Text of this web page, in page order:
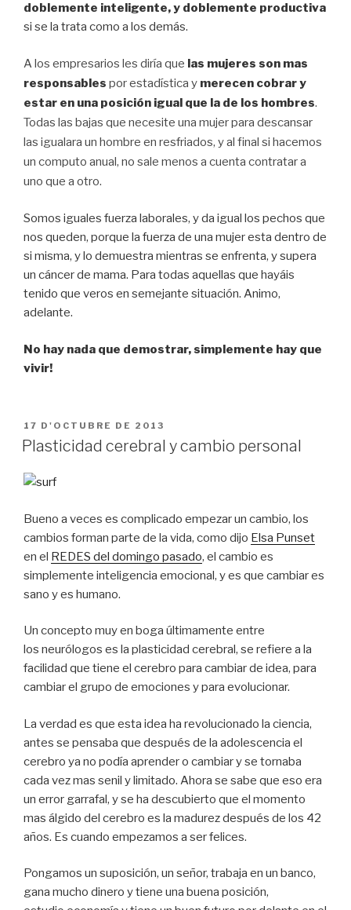
doblemente inteligente, y doblemente productiva
si se la trata como a los demás.
A los empresarios les diría que las mujeres son mas
responsables por estadística y merecen cobrar y
estar en una posición igual que la de los hombres.
Todas las bajas que necesite una mujer para descansar
las igualara un hombre en resfriados, y al final si hacemos
un computo anual, no sale menos a cuenta contratar a
uno que a otro.
Somos iguales fuerza laborales, y da igual los pechos que
nos queden, porque la fuerza de una mujer esta dentro de
si misma, y lo demuestra mientras se enfrenta, y supera
un cáncer de mama. Para todas aquellas que hayáis
tenido que veros en semejante situación. Animo,
adelante.
No hay nada que demostrar, simplemente hay que
vivir!
PUBLICAT
A
17 D'OCTUBRE DE 2013
Plasticidad cerebral y cambio personal
Bueno a veces es complicado empezar un cambio, los
cambios forman parte de la vida, como dijo Elsa Punset
en el REDES del domingo pasado, el cambio es
simplemente inteligencia emocional, y es que cambiar es
sano y es humano.
Un concepto muy en boga últimamente entre
los neurólogos es la plasticidad cerebral, se refiere a la
facilidad que tiene el cerebro para cambiar de idea, para
cambiar el grupo de emociones y para evolucionar.
La verdad es que esta idea ha revolucionado la ciencia,
antes se pensaba que después de la adolescencia el
cerebro ya no podía aprender o cambiar y se tornaba
cada vez mas senil y limitado. Ahora se sabe que eso era
un error garrafal, y se ha descubierto que el momento
mas álgido del cerebro es la madurez después de los 42
años. Es cuando empezamos a ser felices.
Pongamos un suposición, un señor, trabaja en un banco,
gana mucho dinero y tiene una buena posición,